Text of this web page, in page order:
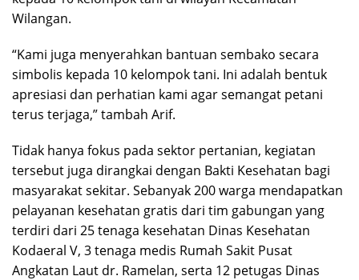
Wilangan.
“Kami juga menyerahkan bantuan sembako secara
simbolis kepada 10 kelompok tani. Ini adalah bentuk
apresiasi dan perhatian kami agar semangat petani
terus terjaga,” tambah Arif.
Tidak hanya fokus pada sektor pertanian, kegiatan
tersebut juga dirangkai dengan Bakti Kesehatan bagi
masyarakat sekitar. Sebanyak 200 warga mendapatkan
pelayanan kesehatan gratis dari tim gabungan yang
terdiri dari 25 tenaga kesehatan Dinas Kesehatan
Kodaeral V, 3 tenaga medis Rumah Sakit Pusat
Angkatan Laut dr. Ramelan, serta 12 petugas Dinas